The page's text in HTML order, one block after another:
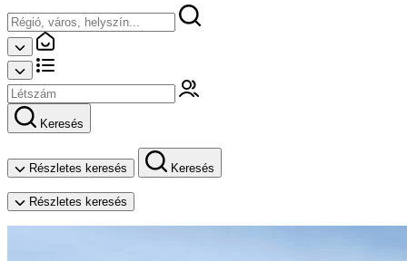
Keresés
Részletes keresés Keresés
Részletes keresés